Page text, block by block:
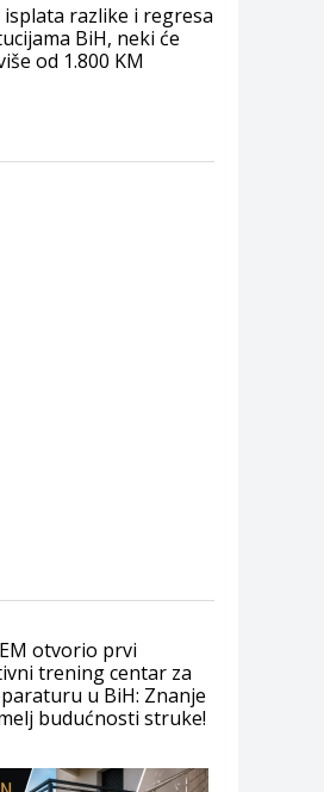
isplata razlike i regresa
BiH, neki će
od 1.800 KM
otvorio prvi
trening centar za
u BiH: Znanje
budućnosti struke!